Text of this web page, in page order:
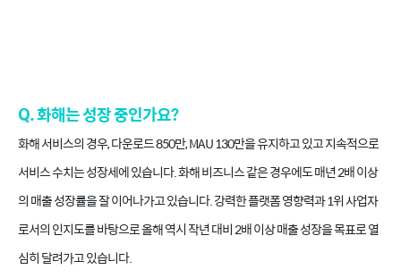
Q. 화해는 성장 중인가요?
화해 서비스의 경우, 다운로드 850만, MAU 130만을 유지하고 있고 지속적으로
서비스 수치는 성장세에 있습니다. 화해 비즈니스 같은 경우에도 매년 2배 이상
의 매출 성장률을 잘 이어나가고 있습니다. 강력한 플랫폼 영향력과 1위 사업자
로서의 인지도를 바탕으로 올해 역시 작년 대비 2배 이상 매출 성장을 목표로 열
심히 달려가고 있습니다.